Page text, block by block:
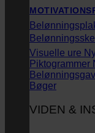
Visuelle ure
Piktogrammer
Bøger
VIDEN &